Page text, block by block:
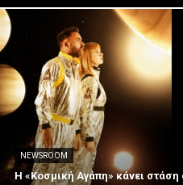
NEWSROOM
Η «Κοσμική Αγάπη» κάνει στάση